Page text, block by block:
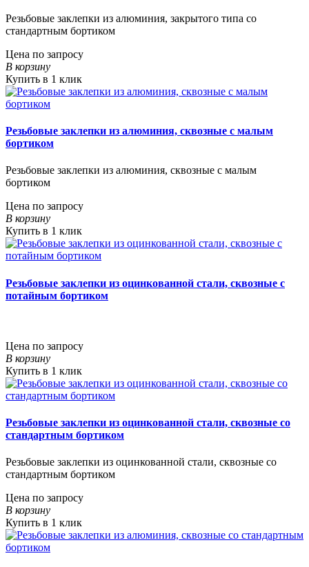
Резьбовые заклепки из алюминия, закрытого типа со
стандартным бортиком
Цена по запросу
В корзину
Купить в 1 клик
Резьбовые заклепки из алюминия, сквозные с малым
бортиком
Резьбовые заклепки из алюминия, сквозные с малым
бортиком
Цена по запросу
В корзину
Купить в 1 клик
Резьбовые заклепки из оцинкованной стали, сквозные с
потайным бортиком
Цена по запросу
В корзину
Купить в 1 клик
Резьбовые заклепки из оцинкованной стали, сквозные со
стандартным бортиком
Резьбовые заклепки из оцинкованной стали, сквозные со
стандартным бортиком
Цена по запросу
В корзину
Купить в 1 клик